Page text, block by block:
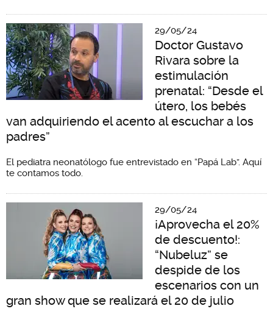
29/05/24
Doctor Gustavo
Rivara sobre la
estimulación
prenatal: “Desde el
útero, los bebés
van adquiriendo el acento al escuchar a los
padres”
El pediatra neonatólogo fue entrevistado en “Papá Lab”. Aquí
te contamos todo.
29/05/24
¡Aprovecha el 20%
de descuento!:
“Nubeluz” se
despide de los
escenarios con un
gran show que se realizará el 20 de julio